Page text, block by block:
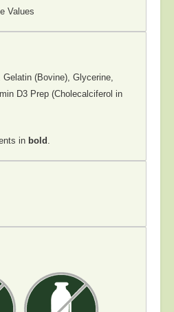
Values
Gelatin (Bovine), Glycerine,
D3 Prep (Cholecalciferol in
in bold